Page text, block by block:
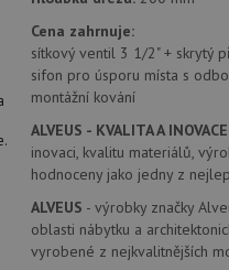
Cena zahrnuje:
sítkový ventil 3 1/2" + skrytý
sifon pro úsporu místa s
montážní kování
ALVEUS - KVALITA A INOVACE
inovaci, kvalitu materiálů,
hodnoceny jako jedny z
ALVEUS - výrobky značky
oblasti nábytku a
vyrobené z nejkvalitnějších
AUTORIZACE
Název
Poskytovatel
/
Doména
Google LLC
baterie.cz
1
Název